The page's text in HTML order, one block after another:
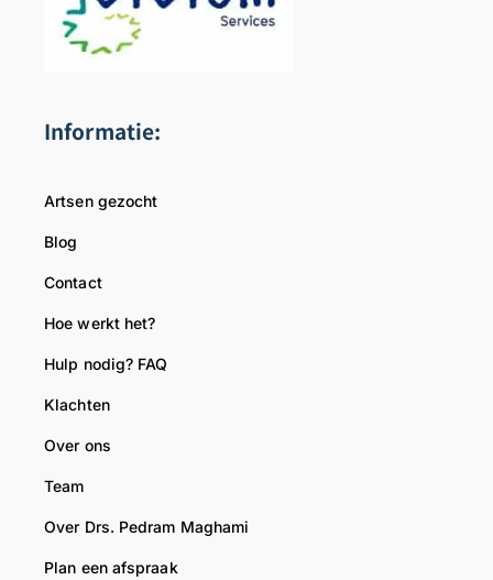
Informatie:
Artsen gezocht
Blog
Contact
Hoe werkt het?
Hulp nodig? FAQ
Klachten
Over ons
Team
Over Drs. Pedram Maghami
Plan een afspraak